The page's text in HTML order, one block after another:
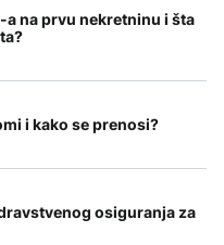
a na prvu nekretninu i šta
i kako se prenosi?
osiguranja za